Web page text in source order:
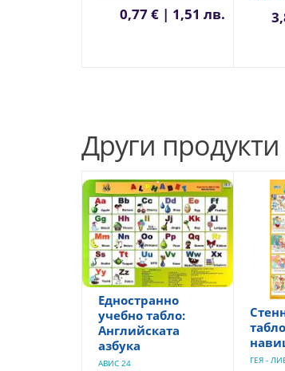
0,77 € | 1,51 лв.
Други
Едностранно
учебно табло:
Английската
азбука
АВИС 24 ГЕЯ -